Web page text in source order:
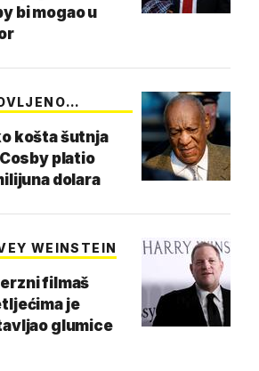
bi mogao u
košta šutnja
platio
dolara
WEINSTEIN
filmaš
je
glumice